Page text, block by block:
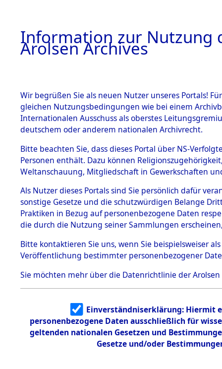
BILD
BESTÄNDE
1.
mente
5. Verschiedenes
5.3
Todesmärsche
5.3.1 Alliierte
Erhebungen
zu
Todesmärsch
en
5.3.2
Identifizierun
5.3.3
Todesmärsch
von
Feststellung...
0002 (84628371)
Einen Kommentar
Information zur Nutzung
Arolsen Archives
Wir begrüßen Sie als neuen Nutzer unseres Portals!
gleichen Nutzungsbedingungen wie bei einem
Internationalen Ausschuss als oberstes
deutschem oder anderem nationalen Archivrecht.
Bitte beachten Sie, dass dieses Portal über NS-
Personen enthält. Dazu können
Weltanschauung, Mitgliedschaft in Gewerkschaften
Als Nutzer dieses Portals sind Sie persönlich dafür
sonstige Gesetze und die schutzwürdigen Belange
Praktiken in Bezug auf personenbezogene Daten
die durch die Nutzung seiner Sammlungen
Bitte kontaktieren Sie uns, wenn Sie beispielsweiser
Veröffentlichung bestimmter personenbezogener
Sie möchten mehr über die Datenrichtlinie der Arolsen
Einverständniserklärung: Hiermit
personenbezogene Daten ausschließlich für
geltenden nationalen Gesetzen und
Gesetze und/oder